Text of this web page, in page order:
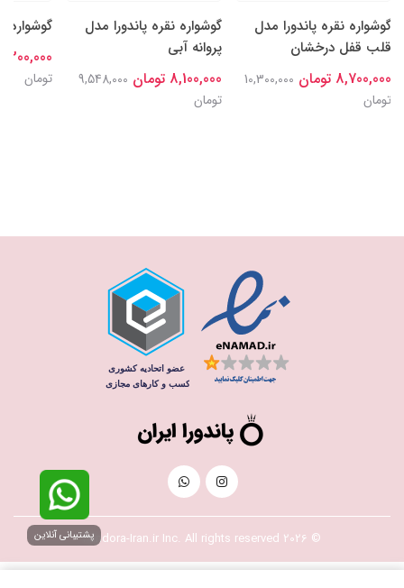
گوشواره نقره پاندورا مدل
قلب قفل درخشان
8,700,000 تومان
10,300,000
تومان
گوشواره نقره پاندورا مدل
پروانه آبی
8,100,000 تومان
9,548,000
تومان
گوشواره
8,300,000
تومان
© 2026 Pandora-Iran.ir Inc. All rights reserved پشتیبانی آنلاین